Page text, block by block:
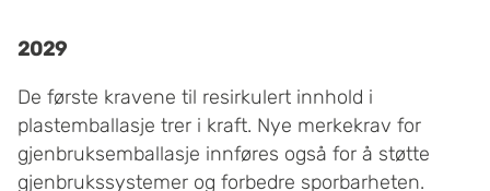
2029
De første kravene til resirkulert innhold i
plastemballasje trer i kraft. Nye merkekrav for
gjenbruksemballasje innføres også for å støtte
gjenbrukssystemer og forbedre sporbarheten.